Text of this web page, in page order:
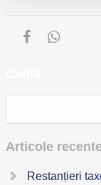
Articole
Restanțieri